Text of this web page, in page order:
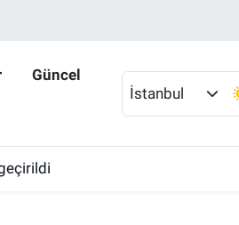
Güncel
İstanbul